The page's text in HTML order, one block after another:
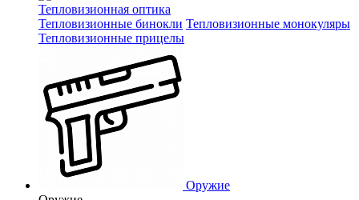
Тепловизионная оптика
Тепловизионные бинокли Тепловизионные монокуляры
Тепловизионные прицелы
Оружие